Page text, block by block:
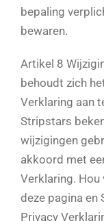
bepaling
bewaren.
Artikel 8
behoudt zich
Verklaring aan
Stripstars
wijzigingen
akkoord met
Verklaring.
deze pagina en
Privacy